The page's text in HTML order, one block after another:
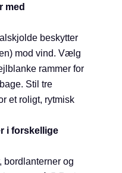
med
beskytter
mod vind. Vælg
rammer for
Stil tre
et roligt, rytmisk
i forskellige
bordlanterner og